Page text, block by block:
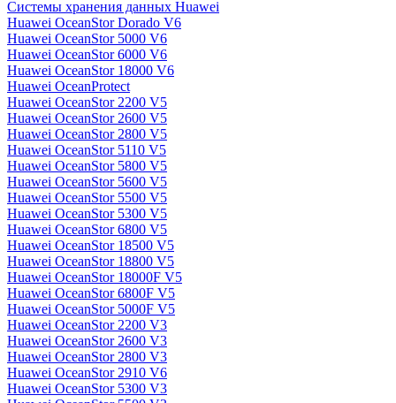
Системы хранения данных Huawei
Huawei OceanStor Dorado V6
Huawei OceanStor 5000 V6
Huawei OceanStor 6000 V6
Huawei OceanStor 18000 V6
Huawei OceanProtect
Huawei OceanStor 2200 V5
Huawei OceanStor 2600 V5
Huawei OceanStor 2800 V5
Huawei OceanStor 5110 V5
Huawei OceanStor 5800 V5
Huawei OceanStor 5600 V5
Huawei OceanStor 5500 V5
Huawei OceanStor 5300 V5
Huawei OceanStor 6800 V5
Huawei OceanStor 18500 V5
Huawei OceanStor 18800 V5
Huawei OceanStor 18000F V5
Huawei OceanStor 6800F V5
Huawei OceanStor 5000F V5
Huawei OceanStor 2200 V3
Huawei OceanStor 2600 V3
Huawei OceanStor 2800 V3
Huawei OceanStor 2910 V6
Huawei OceanStor 5300 V3